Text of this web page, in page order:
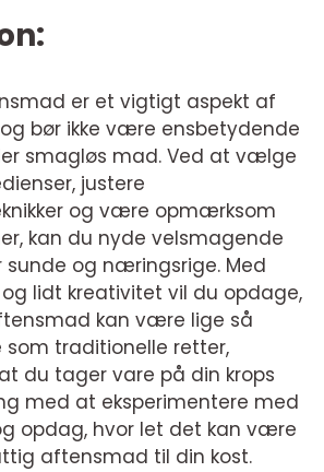
er et vigtigt aspekt af
bør ikke være ensbetydende
smagløs mad. Ved at vælge
justere
og være opmærksom
kan du nyde velsmagende
sunde og næringsrige. Med
lidt kreativitet vil du opdage,
kan være lige så
som traditionelle retter,
du tager vare på din krops
med at eksperimentere med
opdag, hvor let det kan være
aftensmad til din kost.